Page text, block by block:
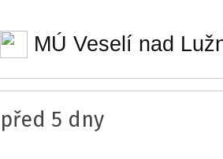
MÚ Veselí nad
před 5 dny